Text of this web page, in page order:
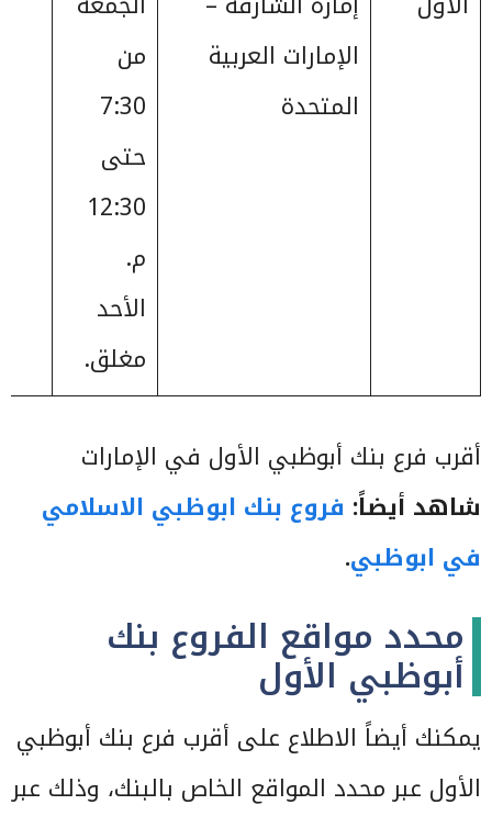
الإمارات العربية
المتحدة
من
7:30
حتى
12:30
م.
الأحد
مغلق.
أقرب فرع بنك أبوظبي الأول في الإمارات
شاهد أيضاً: فروع بنك ابوظبي الاسلامي
في ابوظبي.
محدد مواقع الفروع بنك
أبوظبي الأول
يمكنك أيضاً الاطلاع على أقرب فرع بنك أبوظبي
الأول عبر محدد المواقع الخاص بالبنك، وذلك عبر